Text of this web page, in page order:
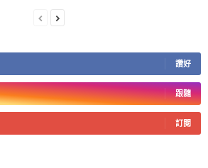
讚好
跟隨
訂閱